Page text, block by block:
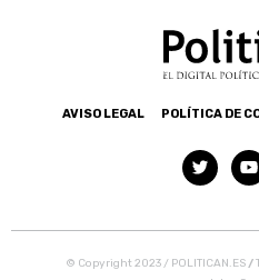
AVISO LEGAL POLÍTICA DE
© Copyright 2023 / POLITICAN.ES /